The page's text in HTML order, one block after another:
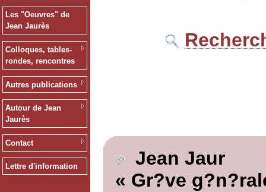
Les "Oeuvres" de
Jean Jaurès
Colloques, tables-
rondes, rencontres
Autres publications
Autour de Jean
Jaurès
Contact
Lettre d'information
Jean Jaur
« Gr?ve